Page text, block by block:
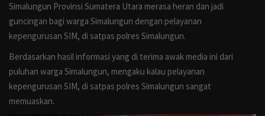
Militer
Perlemen
Ekonomi
Simalungun Provinsi Sumatera Utara merasa heran dan jadi
guncingan bagi warga Simalungun dengan pelayanan
kepengurusan SIM, di satpas polres Simalungun.
Berdasarkan hasil informasi yang di terima awak media ini dari
puluhan warga Simalungun, mengaku kalau pelayanan
kepengurusan SIM, di satpas polres Simalungun sangat
memuaskan.